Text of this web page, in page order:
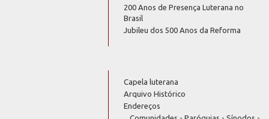
200 Anos de Presença Luterana no
Brasil
Jubileu dos 500 Anos da Reforma
Capela luterana
Arquivo Histórico
Endereços